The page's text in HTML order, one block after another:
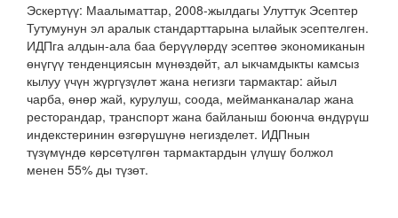
Эскертүү: Маалыматтар, 2008-жылдагы Улуттук Эсептер
Тутумунун эл аралык стандарттарына ылайык эсептелген.
ИДПга алдын-ала баа берүүлөрдү эсептөө экономиканын
өнүгүү тенденциясын мүнөздөйт, ал ыкчамдыкты камсыз
кылуу үчүн жүргүзүлөт жана негизги тармактар: айыл
чарба, өнөр жай, курулуш, соода, мейманканалар жана
ресторандар, транспорт жана байланыш боюнча өндүрүш
индекстеринин өзгөрүшүнө негизделет. ИДПнын
түзүмүндө көрсөтүлгөн тармактардын үлүшү болжол
менен 55% ды түзөт.